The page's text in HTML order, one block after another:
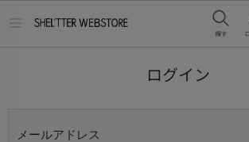
ログイン
メールアドレス